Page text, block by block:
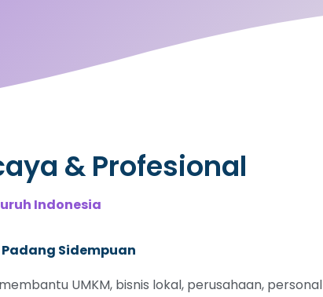
& Profesional
Indonesia
Padang Sidempuan
UMKM, bisnis lokal, perusahaan, personal